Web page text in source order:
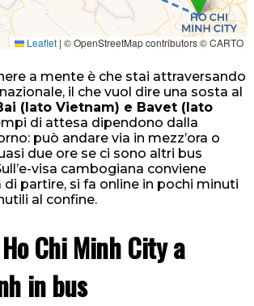
Leaflet | © OpenStreetMap contributors © CARTO
a mente è che stai attraversando
il che vuol dire una sosta al
(lato Vietnam) e Bavet (lato
di attesa dipendono dalla
può andare via in mezz’ora o
due ore se ci sono altri bus
visa cambogiana conviene
partire, si fa online in pochi minuti
al confine.
Chi Minh City a
in bus